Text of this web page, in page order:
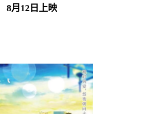
8月12日上映